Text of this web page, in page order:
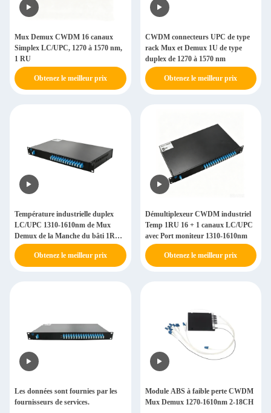
Mux Demux CWDM 16 canaux
Simplex LC/UPC, 1270 à 1570 nm,
1 RU
Obtenez le meilleur prix
CWDM connecteurs UPC de type
rack Mux et Demux 1U de type
duplex de 1270 à 1570 nm
Obtenez le meilleur prix
Température industrielle duplex
LC/UPC 1310-1610nm de Mux
Demux de la Manche du bâti 1RU
CWDM 16+1 avec le moniteur Por
Obtenez le meilleur prix
Démultiplexeur CWDM industriel
Temp 1RU 16 + 1 canaux LC/UPC
avec Port moniteur 1310-1610nm
Obtenez le meilleur prix
Les données sont fournies par les
fournisseurs de services.
Module ABS à faible perte CWDM
Mux Demux 1270-1610nm 2-18CH